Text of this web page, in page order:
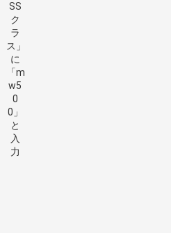
SS
ク
ラ
ス」
に
「m
w5
0
0」
と
入
力